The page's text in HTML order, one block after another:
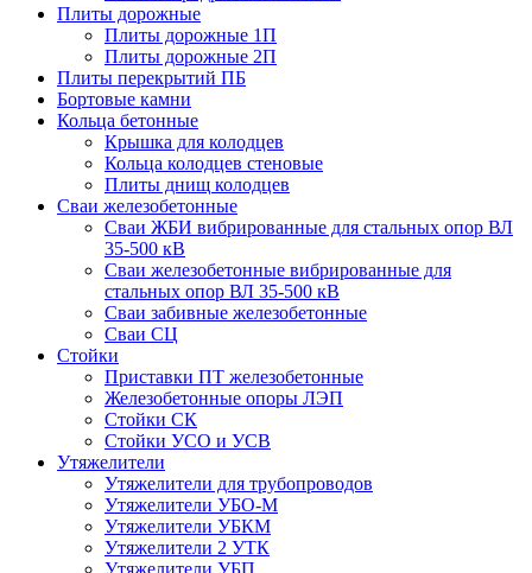
Плиты дорожные
Плиты дорожные 1П
Плиты дорожные 2П
Плиты перекрытий ПБ
Бортовые камни
Кольца бетонные
Крышка для колодцев
Кольца колодцев стеновые
Плиты днищ колодцев
Сваи железобетонные
Сваи ЖБИ вибрированные для стальных опор ВЛ
35-500 кВ
Сваи железобетонные вибрированные для
стальных опор ВЛ 35-500 кВ
Сваи забивные железобетонные
Сваи СЦ
Стойки
Приставки ПТ железобетонные
Железобетонные опоры ЛЭП
Стойки СК
Стойки УСО и УСВ
Утяжелители
Утяжелители для трубопроводов
Утяжелители УБО-М
Утяжелители УБКМ
Утяжелители 2 УТК
Утяжелители УБП